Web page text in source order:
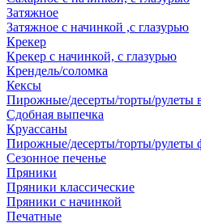
Затяжное
Затяжное с начинкой ,с глазурью
Крекер
Крекер с начинкой, с глазурью
Крендель/соломка
Кексы
Пирожные/десерты/торты/рулеты
Сдобная выпечка
Круассаны
Пирожные/десерты/торты/рулеты
Сезонное печенье
Пряники
Пряники классические
Пряники с начинкой
Печатные